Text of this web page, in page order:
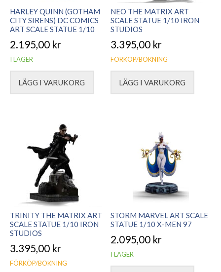
HARLEY QUINN (GOTHAM
CITY SIRENS) DC COMICS
ART SCALE STATUE 1/10
2.195,00 kr
I LAGER
LÄGG I VARUKORG
NEO THE MATRIX ART
SCALE STATUE 1/10 IRON
STUDIOS
3.395,00 kr
FÖRKÖP/BOKNING
LÄGG I VARUKORG
TRINITY THE MATRIX ART
SCALE STATUE 1/10 IRON
STUDIOS
3.395,00 kr
FÖRKÖP/BOKNING
STORM MARVEL ART SCALE
STATUE 1/10 X-MEN 97
2.095,00 kr
I LAGER